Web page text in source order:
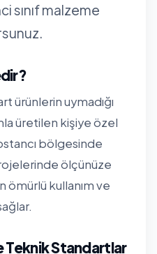
sınıf malzeme
ürünlerin uymadığı
üretilen kişiye özel
bölgesinde
ölçünüze
ömürlü kullanım ve
Teknik Standartlar